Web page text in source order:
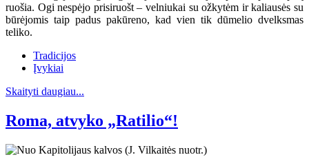
ruošia. Ogi nespėjo prisiruošt – velniukai su ožkytėm ir kaliausės su
būrėjomis taip padus pakūreno, kad vien tik dūmelio dvelksmas
teliko.
Tradicijos
Įvykiai
Skaityti daugiau...
Roma, atvyko „Ratilio“!